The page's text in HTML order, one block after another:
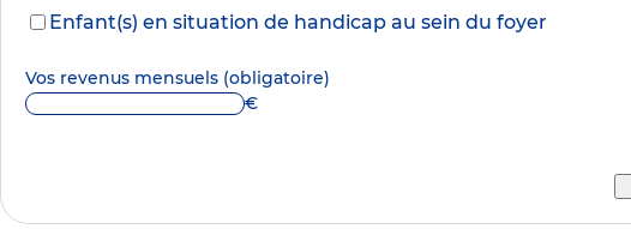
Enfant(s) en situation de handicap au sein du foyer
Vos revenus mensuels (obligatoire)
€